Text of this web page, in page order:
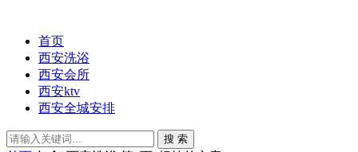
首页
西安洗浴
西安会所
西安ktv
西安全城安排
搜 索